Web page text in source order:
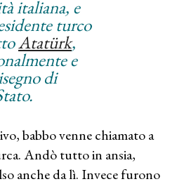
italiana, e
turco
Atatürk,
e
di
babbo venne chiamato a
Andò tutto in ansia,
anche da lì. Invece furono